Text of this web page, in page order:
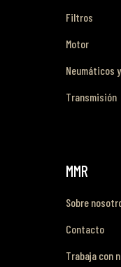
Filtros
Motor
Neumáticos
Transmisión
MMR
Sobre
Contacto
Trabaja con